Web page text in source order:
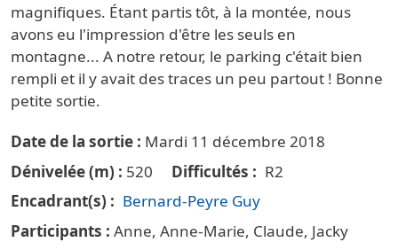
magnifiques. Étant partis tôt, à la montée, nous
avons eu l'impression d'être les seuls en
montagne... A notre retour, le parking c'était bien
rempli et il y avait des traces un peu partout ! Bonne
petite sortie.
Date de la sortie
Mardi 11 décembre 2018
Dénivelée (m)
520 Difficultés
R2
Encadrant(s)
Bernard-Peyre Guy
Participants
Anne, Anne-Marie, Claude, Jacky